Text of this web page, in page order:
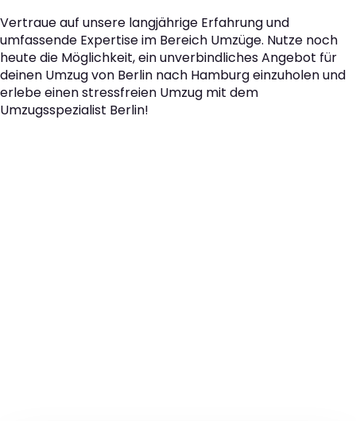
Vertraue auf unsere langjährige Erfahrung und
umfassende Expertise im Bereich Umzüge. Nutze noch
heute die Möglichkeit, ein unverbindliches Angebot für
deinen Umzug von Berlin nach Hamburg einzuholen und
erlebe einen stressfreien Umzug mit dem
Umzugsspezialist Berlin!